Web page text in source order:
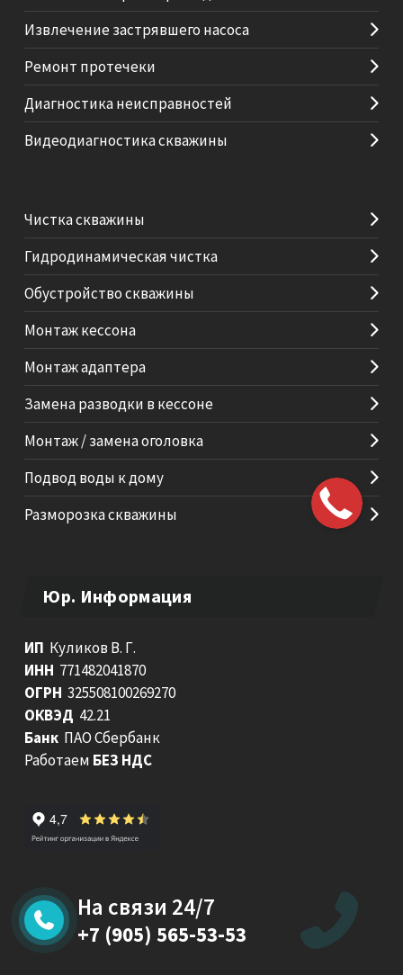
Извлечение застрявшего насоса
Ремонт протечеки
Диагностика неисправностей
Видеодиагностика скважины
Чистка скважины
Гидродинамическая чистка
Обустройство скважины
Монтаж кессона
Монтаж адаптера
Замена разводки в кессоне
Монтаж / замена оголовка
Подвод воды к дому
Разморозка скважины
Юр. Информация
ИП Куликов В. Г.
ИНН 771482041870
ОГРН ​​325508100269270
ОКВЭД 42.21
Банк ПАО Сбербанк
Работаем БЕЗ НДС
На связи 24/7
+7 (905) 565-53-53